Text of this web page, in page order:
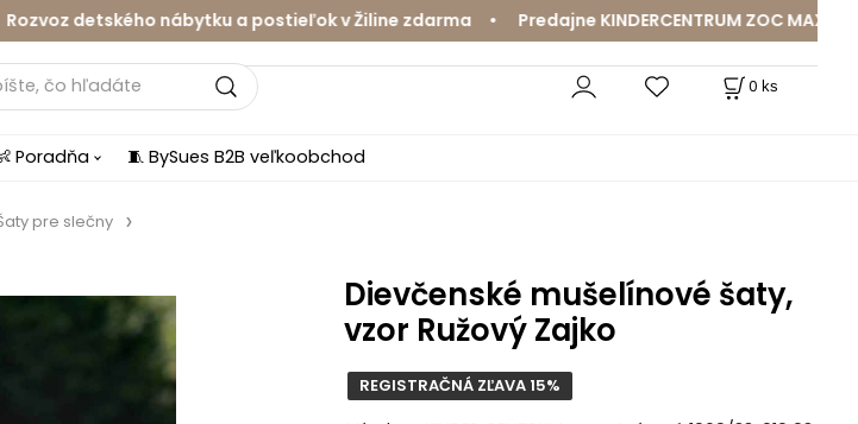
nábytku a postieľok v Žiline zdarma • Predajne KINDERCENTRUM ZOC MAX a
0 ks
Poradňa 🧵 BySues B2B veľkoobchod
pre slečny
Dievčenské mušelínové šaty,
vzor Ružový Zajko
REGISTRAČNÁ ZĽAVA 15%